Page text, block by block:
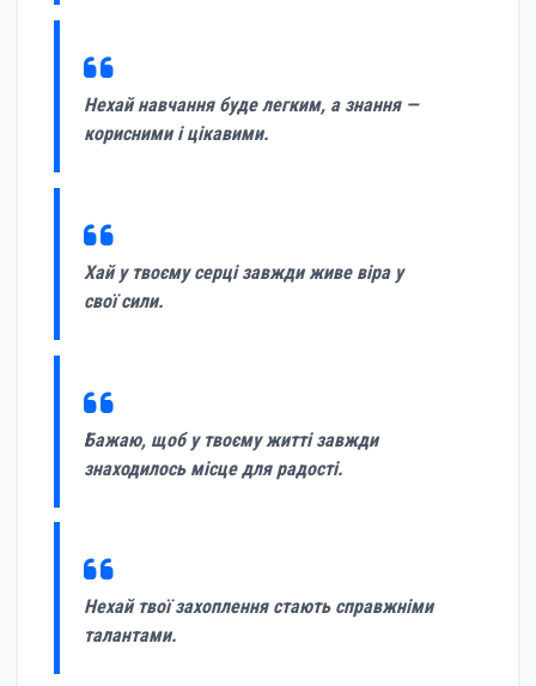
Нехай навчання буде легким, а знання —
корисними і цікавими.
Хай у твоєму серці завжди живе віра у
свої сили.
Бажаю, щоб у твоєму житті завжди
знаходилось місце для радості.
Нехай твої захоплення стають справжніми
талантами.